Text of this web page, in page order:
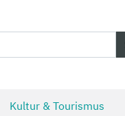
Kultur & Tourismus